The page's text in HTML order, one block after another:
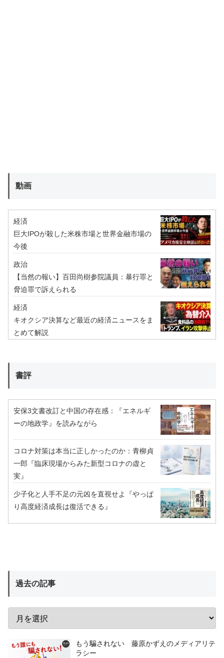
動画
経済
巨大IPOが殺した米株市場と世界金融市場の
今後
政治
【当然の報い】百田尚樹参院議員：暴行罪と
脅迫罪で訴えられる
経済
キオクシア決算など最近の経済ニュースをま
とめて解説
書評
安保3文書改訂と中国の存在感：『エネルギ
ーの地政学』を読みながら
コロナ対策は本当に正しかったのか：青柳貞
一郎『臨床現場からみた新型コロナの虚と
実』
少子化と人手不足の元凶を直視せよ『やっぱ
り高度経済成長は復活できる』
過去の記事
もう騙されない 藤原かずえのメディアリテ
ラシー